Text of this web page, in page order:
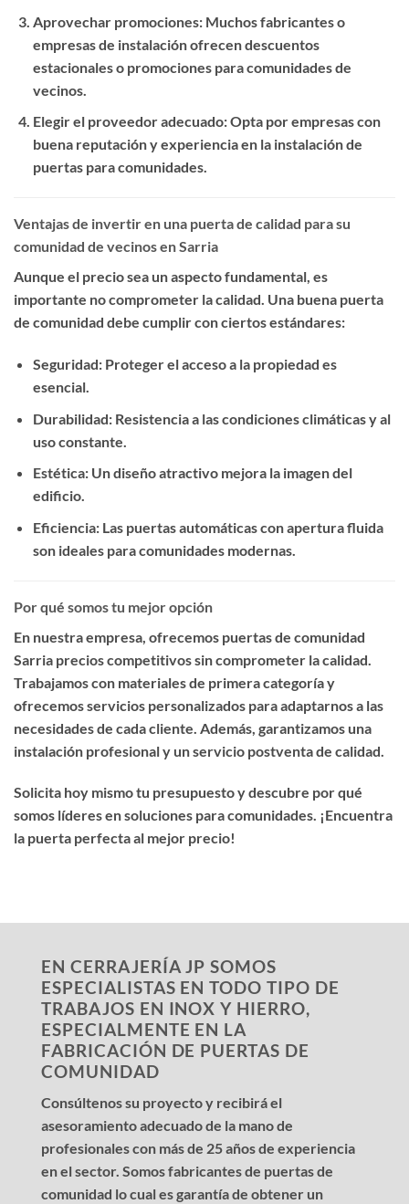
Aprovechar promociones: Muchos fabricantes o
empresas de instalación ofrecen descuentos
estacionales o promociones para comunidades de
vecinos.
Elegir el proveedor adecuado: Opta por empresas con
buena reputación y experiencia en la instalación de
puertas para comunidades.
Ventajas de invertir en una puerta de calidad para su
comunidad de vecinos en Sarria
Aunque el precio sea un aspecto fundamental, es
importante no comprometer la calidad. Una buena puerta
de comunidad debe cumplir con ciertos estándares:
Seguridad: Proteger el acceso a la propiedad es
esencial.
Durabilidad: Resistencia a las condiciones climáticas y al
uso constante.
Estética: Un diseño atractivo mejora la imagen del
edificio.
Eficiencia: Las puertas automáticas con apertura fluida
son ideales para comunidades modernas.
Por qué somos tu mejor opción
En nuestra empresa, ofrecemos puertas de comunidad
Sarria precios competitivossin comprometer la calidad.
Trabajamos con materiales de primera categoría y
ofrecemos servicios personalizados para adaptarnos a las
necesidades de cada cliente. Además, garantizamos una
instalación profesional y un servicio postventa de calidad.
Solicita hoy mismo tu presupuesto y descubre por qué
somos líderes en soluciones para comunidades. ¡Encuentra
la puerta perfecta al mejor precio!
EN CERRAJERÍA JP SOMOS
ESPECIALISTAS EN TODO TIPO DE
TRABAJOS EN INOX Y HIERRO,
ESPECIALMENTE EN LA
FABRICACIÓN DE PUERTAS DE
COMUNIDAD
Consúltenos su proyecto y recibirá el
asesoramiento adecuado de la mano de
profesionales con más de 25 años de experiencia
en el sector. Somos fabricantes de puertas de
comunidad lo cual es garantía de obtener un